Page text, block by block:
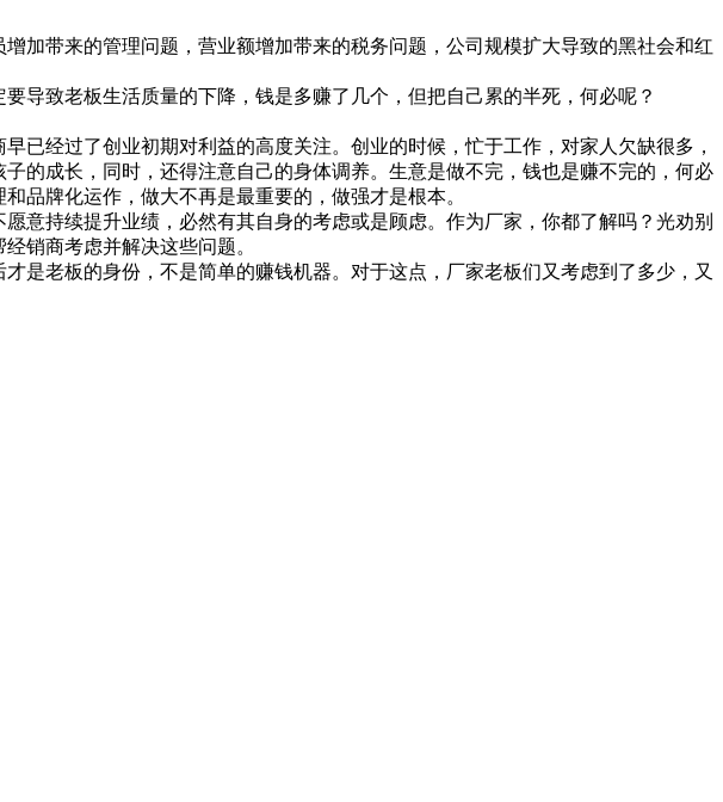
带来的管理问题，营业额增加带来的税务问题，公司规模扩大导致的黑社会和红
致老板生活质量的下降，钱是多赚了几个，但把自己累的半死，何必呢？
经过了创业初期对利益的高度关注。创业的时候，忙于工作，对家人欠缺很多，
的成长，同时，还得注意自己的身体调养。生意是做不完，钱也是赚不完的，何必
品牌化运作，做大不再是最重要的，做强才是根本。
持续提升业绩，必然有其自身的考虑或是顾虑。作为厂家，你都了解吗？光劝别
销商考虑并解决这些问题。
老板的身份，不是简单的赚钱机器。对于这点，厂家老板们又考虑到了多少，又